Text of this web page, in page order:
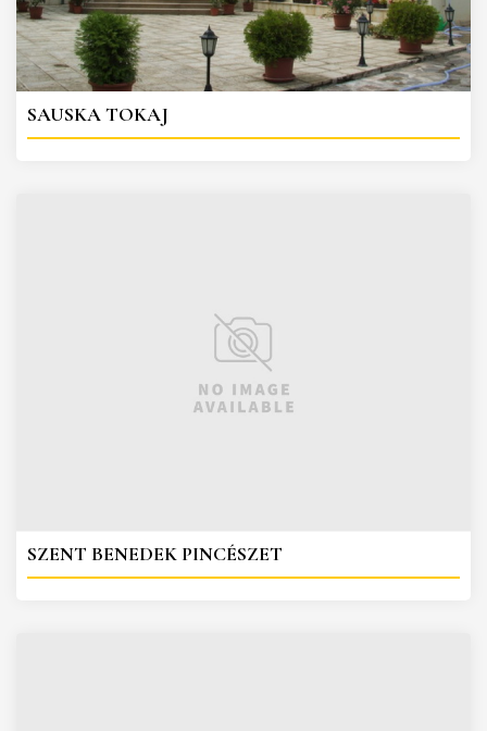
SAUSKA TOKAJ
SZENT BENEDEK PINCÉSZET